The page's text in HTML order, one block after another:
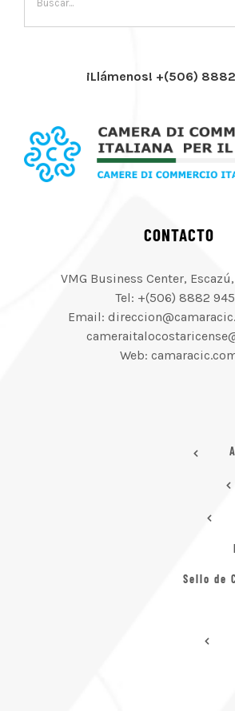
¡Llámenos! +(506)
CONTACTO
VMG Business Center,
Tel: +(506) 8882
Email:
Web:
Sello de